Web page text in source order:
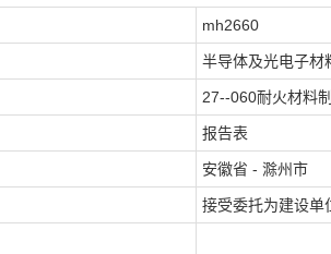
mh2660
半导体及光电子材
27--060耐火材料
报告表
安徽省 - 滁州市
接受委托为建设单